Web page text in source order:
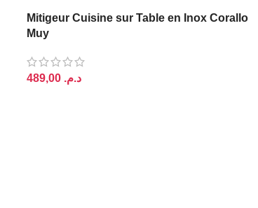
Mitigeur Cuisine sur Table en Inox Corallo
Muy
د.م.